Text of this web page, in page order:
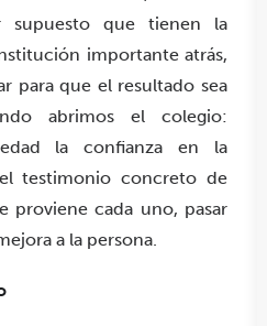
supuesto que tienen la
importante atrás,
para que el resultado sea
abrimos el colegio:
la confianza en la
testimonio concreto de
proviene cada uno, pasar
a la persona.